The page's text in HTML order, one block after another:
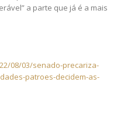
a parte que já é a mais
08/03/senado-precariza-
patroes-decidem-as-